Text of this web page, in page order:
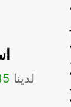
لدينا